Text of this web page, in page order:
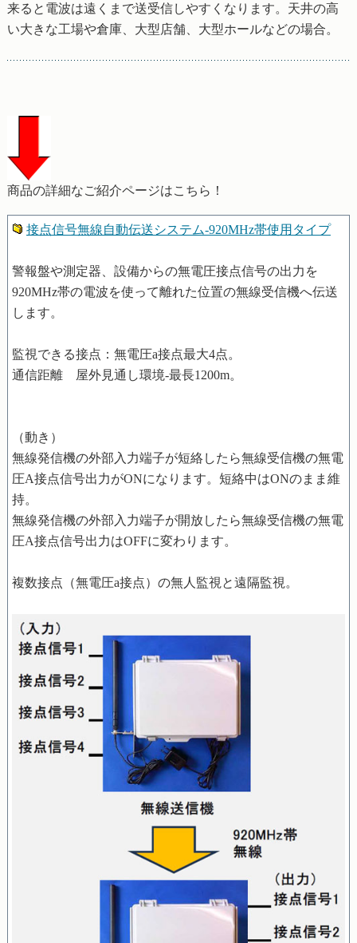
来ると電波は遠くまで送受信しやすくなります。天井の高
い大きな工場や倉庫、大型店舗、大型ホールなどの場合。
商品の詳細なご紹介ページはこちら！
接点信号無線自動伝送システム-920MHz帯使用タイプ
警報盤や測定器、設備からの無電圧接点信号の出力を
920MHz帯の電波を使って離れた位置の無線受信機へ伝送
します。
監視できる接点：無電圧a接点最大4点。
通信距離 屋外見通し環境-最長1200m。
（動き）
無線発信機の外部入力端子が短絡したら無線受信機の無電
圧A接点信号出力がONになります。短絡中はONのまま維
持。
無線発信機の外部入力端子が開放したら無線受信機の無電
圧A接点信号出力はOFFに変わります。
複数接点（無電圧a接点）の無人監視と遠隔監視。